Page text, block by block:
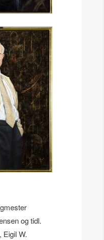
og tidl.
Eigil W.